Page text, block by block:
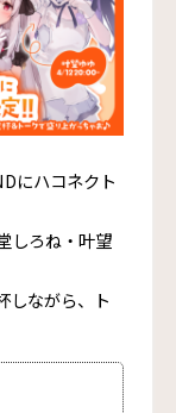
にハコネクト
しろね・叶望
しながら、ト